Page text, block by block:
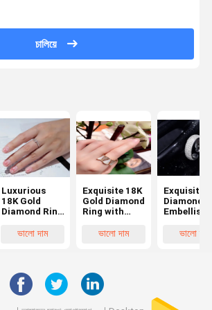
চালিয়ে
Luxurious
18K Gold
Diamond Ring
Web Security
Code
ভালো দাম
Exquisite 18K
Gold Diamond
Ring with
Embellished
Minimum
Order
ভালো দাম
Exquisite
Diamond
Diamond
ভালো দাম